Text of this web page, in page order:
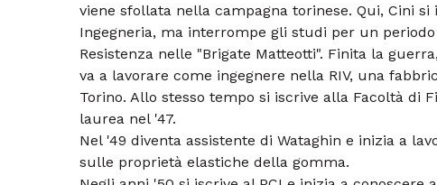
viene sfollata nella campagna torinese. Qui, Cini
Ingegneria, ma interrompe gli studi per un
Resistenza nelle "Brigate Matteotti". Finita la
va a lavorare come ingegnere nella RIV, una
Torino. Allo stesso tempo si iscrive alla Facoltà di
laurea nel '47.
Nel '49 diventa assistente di Wataghin e inizia a
sulle proprietà elastiche della gomma.